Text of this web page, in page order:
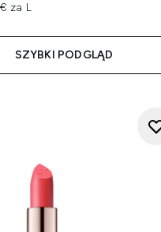
za L
SZYBKI PODGLĄD